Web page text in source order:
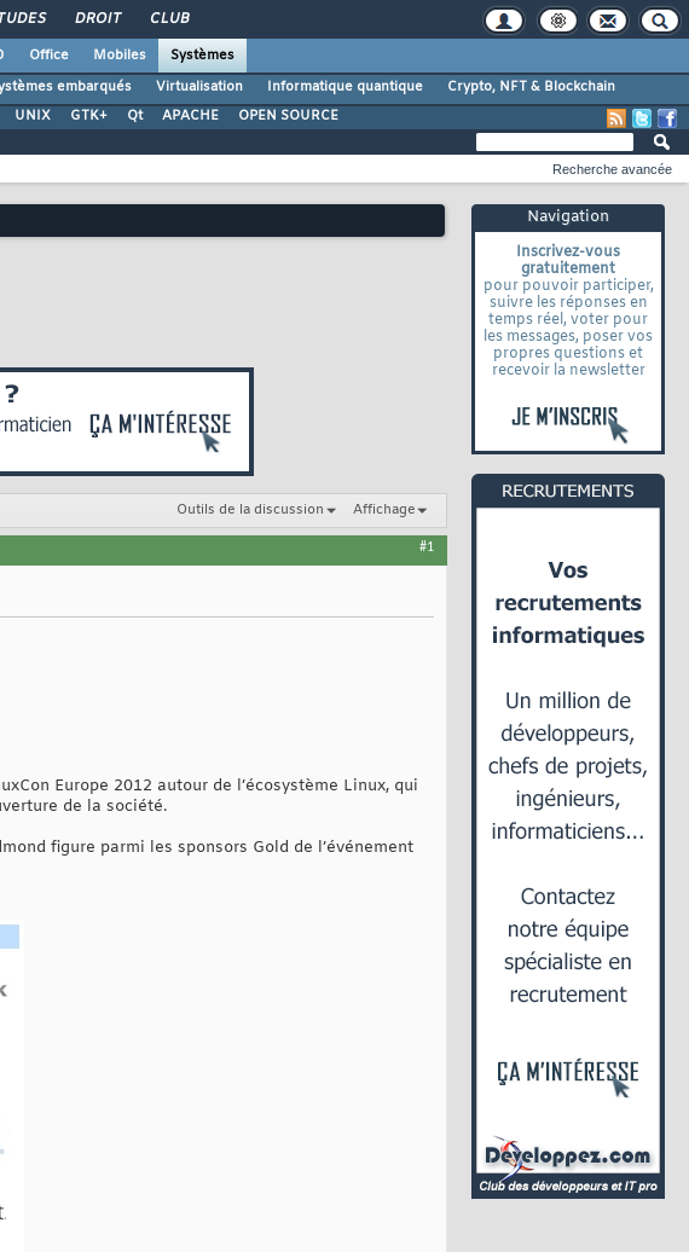
DROIT CLUB
Office Mobiles
Systèmes
embarqués Virtualisation Informatique quantique
Crypto, NFT & Blockchain
UNIX GTK+ Qt APACHE OPEN SOURCE
Navigation
Inscrivez-vous
gratuitement
pour pouvoir participer,
suivre les réponses en
temps réel, voter pour
les messages, poser vos
propres questions et
recevoir la newsletter
Recherche avancée
Outils de la discussion Affichage
#1
Europe 2012 autour de l’écosystème Linux, qui
de la société.
figure parmi les sponsors Gold de l’événement